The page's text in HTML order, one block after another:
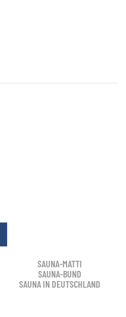
SAUNA-MATTI
SAUNA-BUND
SAUNA IN DEUTSCHLAND